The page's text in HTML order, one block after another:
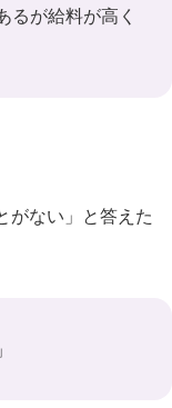
るが給料が高く
がない」と答えた